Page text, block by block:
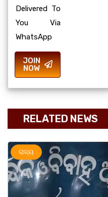
Delivered To
You Via
WhatsApp
JOIN
NOW
RELATED NEWS
ଅପରାଧ ରାଜ୍ୟ